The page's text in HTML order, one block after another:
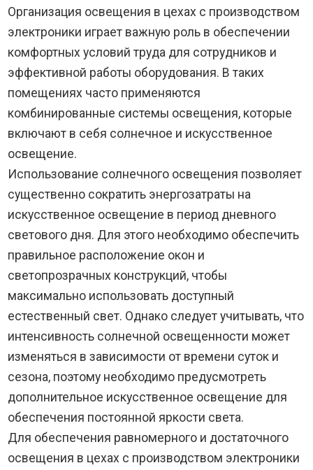
Организация освещения в цехах с производством
электроники играет важную роль в обеспечении
комфортных условий труда для сотрудников и
эффективной работы оборудования. В таких
помещениях часто применяются
комбинированные системы освещения, которые
включают в себя солнечное и искусственное
освещение.
Использование солнечного освещения позволяет
существенно сократить энергозатраты на
искусственное освещение в период дневного
светового дня. Для этого необходимо обеспечить
правильное расположение окон и
светопрозрачных конструкций, чтобы
максимально использовать доступный
естественный свет. Однако следует учитывать, что
интенсивность солнечной освещенности может
изменяться в зависимости от времени суток и
сезона, поэтому необходимо предусмотреть
дополнительное искусственное освещение для
обеспечения постоянной яркости света.
Для обеспечения равномерного и достаточного
освещения в цехах с производством электроники